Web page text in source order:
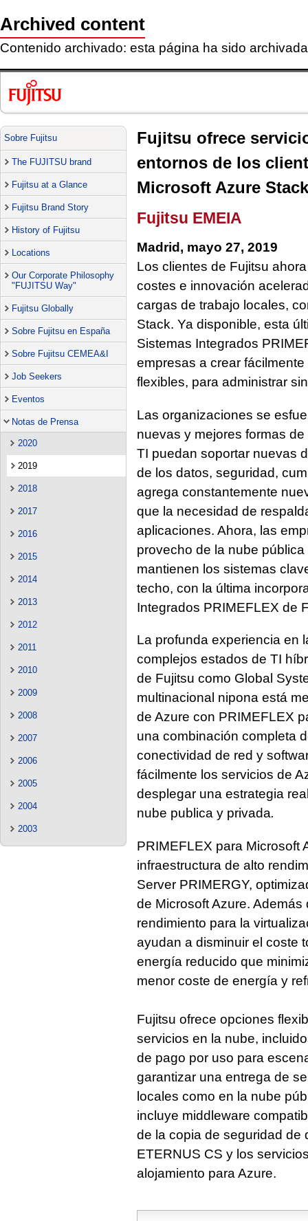
Archived content
Contenido archivado: esta página ha sido
Sobre Fujitsu
The FUJITSU brand
Fujitsu at a Glance
Fujitsu Brand Story
History of Fujitsu
Locations
Our Corporate Philosophy
"FUJITSU Way"
Fujitsu Globally
Sobre Fujitsu en España
Sobre Fujitsu CEMEA&I
Job Seekers
Eventos
Notas de Prensa
2020
2019
2018
2017
2016
2015
2014
2013
2012
2011
2010
2009
2008
2007
2006
2005
2004
2003
Fujitsu ofrece
entornos de los
Microsoft Azure Stack
Fujitsu EMEIA
Madrid, mayo 27, 2019
Los clientes de Fujitsu
costes e innovación
cargas de trabajo locales,
Stack. Ya disponible, esta
Sistemas Integrados
empresas a crear
flexibles, para administrar
Las organizaciones se
nuevas y mejores formas
TI puedan soportar nuevas
de los datos, seguridad,
agrega constantemente
que la necesidad de
aplicaciones. Ahora, las
provecho de la nube
mantienen los sistemas
techo, con la última
Integrados PRIMEFLEX de
La profunda experiencia en
complejos estados de TI
de Fujitsu como Global
multinacional nipona está
de Azure con PRIMEFLEX
una combinación completa
conectividad de red y
fácilmente los servicios de
desplegar una estrategia
nube publica y privada.
PRIMEFLEX para Microsoft
infraestructura de alto
Server PRIMERGY,
de Microsoft Azure.
rendimiento para la
ayudan a disminuir el coste
energía reducido que
menor coste de energía y
Fujitsu ofrece opciones
servicios en la nube,
de pago por uso para
garantizar una entrega de
locales como en la nube
incluye middleware
de la copia de seguridad de
ETERNUS CS y los
alojamiento para Azure.